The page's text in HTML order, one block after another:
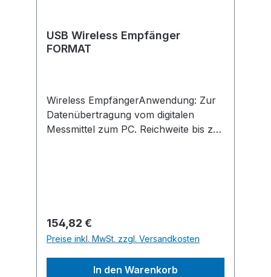
USB Wireless Empfänger
FORMAT
Wireless EmpfängerAnwendung: Zur
Datenübertragung vom digitalen
Messmittel zum PC. Reichweite bis zu
Fußschalter.Hersteller: Einkaufsbüro
Deutscher Eisenhändler GmbH, EDE
Platz 1, 42389 Wuppertal, DE,
+4920260960, webkontakt@ede.de
Regulärer Preis:
154,82 €
Preise inkl. MwSt. zzgl. Versandkosten
In den Warenkorb